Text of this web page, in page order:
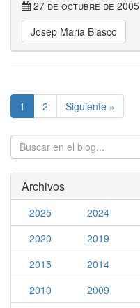
27 de octubre de 2005
Josep Maria Blasco
1 2 Siguiente »
Archivos
2025 2024
2020
2019
2015
2014
2010
2009